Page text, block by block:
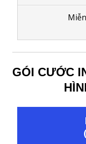
M
GÓI CƯỚC